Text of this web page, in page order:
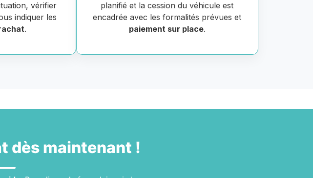
vérifier
indiquer les
.
planifié et la cession du véhicule est
encadrée avec les formalités prévues et
paiement sur place.
dès maintenant !